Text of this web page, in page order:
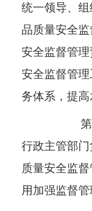
统一领导、
品质量安全
安全监督管
安全监督管
务体系，提高
行政主管部
质量安全监
用加强监督管